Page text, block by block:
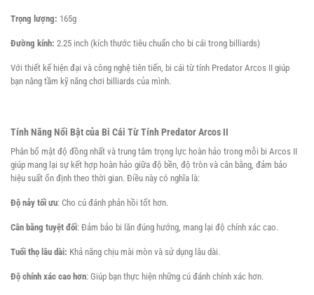
Cơ
Carom
Đại
Trọng lượng: 165g
Đường kính: 2.25 inch (kích thước tiêu chuẩn cho bi cái trong billiards)
Với thiết kế hiện đại và công nghệ tiên tiến, bi cái từ tính Predator Arcos II giúp
bạn nâng tầm kỹ năng chơi billiards của mình.
Tính Năng Nổi Bật của Bi Cái Từ Tính Predator Arcos II
Phân bổ mật độ đồng nhất và trung tâm trọng lực hoàn hảo trong mỗi bi Arcos II
giúp mang lại sự kết hợp hoàn hảo giữa độ bền, độ tròn và cân bằng, đảm bảo
hiệu suất ổn định theo thời gian. Điều này có nghĩa là:
Độ nảy tối ưu: Cho cú đánh phản hồi tốt hơn.
Cân bằng tuyệt đối: Đảm bảo bi lăn đúng hướng, mang lại độ chính xác cao.
Tuổi thọ lâu dài: Khả năng chịu mài mòn và sử dụng lâu dài.
Độ chính xác cao hơn: Giúp bạn thực hiện những cú đánh chính xác hơn.